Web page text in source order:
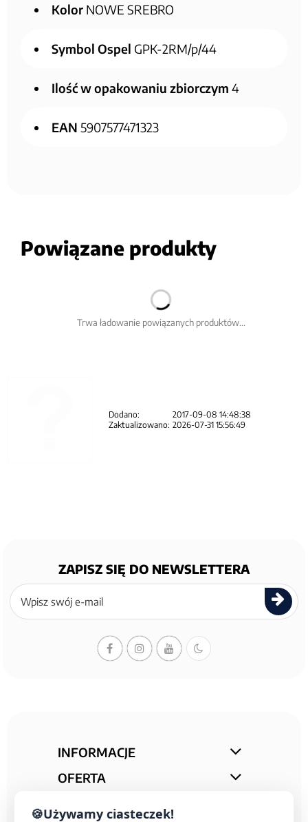
Kolor NOWE SREBRO
Symbol Ospel GPK-2RM/p/44
Ilość w opakowaniu zbiorczym 4
EAN 5907577471323
Powiązane produkty
Trwa ładowanie powiązanych produktów...
Dodano:
2017-09-08 14:48:38
Zaktualizowano: 2026-07-31 15:56:49
ZAPISZ SIĘ DO NEWSLETTERA
Zapisz
się
newslettera
INFORMACJE
OFERTA
🍪Używamy ciasteczek!